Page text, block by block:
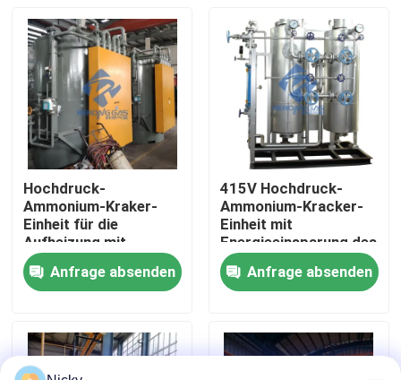
Werksbesichtigung
Qualitätskontrolle
Kontakt mit uns
Neuigkeiten
Bitte um ein Angebot
Hoher Reinheitsgrad-Stickstoff-Generator
Hochdruck-
Ammonium-Kraker-
Einheit für die
Aufheizung mit
geringem
Stromverbrauch
Anfrage absenden
415V Hochdruck-
Ammonium-Kracker-
Einheit mit
Energieeinsparung des
Reinigers
Anfrage absenden